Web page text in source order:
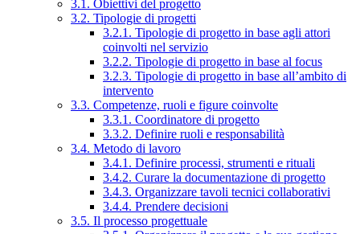
3.1. Obiettivi del progetto
3.2. Tipologie di progetti
3.2.1. Tipologie di progetto in base agli attori
coinvolti nel servizio
3.2.2. Tipologie di progetto in base al focus
3.2.3. Tipologie di progetto in base all’ambito di
intervento
3.3. Competenze, ruoli e figure coinvolte
3.3.1. Coordinatore di progetto
3.3.2. Definire ruoli e responsabilità
3.4. Metodo di lavoro
3.4.1. Definire processi, strumenti e rituali
3.4.2. Curare la documentazione di progetto
3.4.3. Organizzare tavoli tecnici collaborativi
3.4.4. Prendere decisioni
3.5. Il processo progettuale